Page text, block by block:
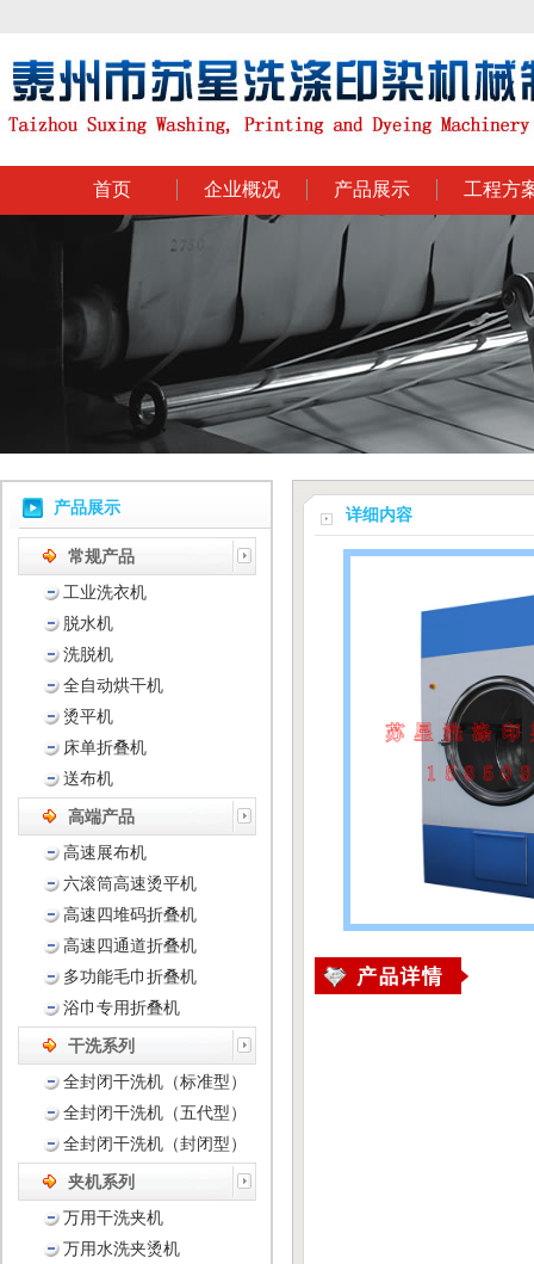
首页 企业概况 产品展示 工程方
产品展示
常规产品
工业洗衣机
脱水机
洗脱机
全自动烘干机
烫平机
床单折叠机
送布机
高端产品
高速展布机
六滚筒高速烫平机
高速四堆码折叠机
高速四通道折叠机
多功能毛巾折叠机
浴巾专用折叠机
干洗系列
全封闭干洗机（标准型）
全封闭干洗机（五代型）
全封闭干洗机（封闭型）
夹机系列
万用干洗夹机
万用水洗夹烫机
详细内容